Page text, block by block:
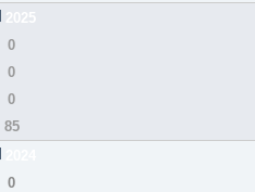
2025
0
0
0
85
0